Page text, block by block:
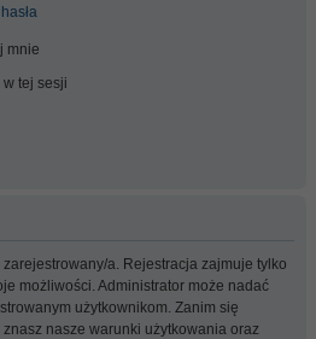
mnie
tej sesji
a. Rejestracja zajmuje tylko
możliwości. Administrator może nadać
użytkownikom. Zanim się
nasze warunki użytkowania oraz